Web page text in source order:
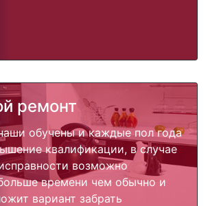
ремонт
обучены и каждые пол года
квалификации, в случае
возможно
времени чем обычно и
вариант забрать